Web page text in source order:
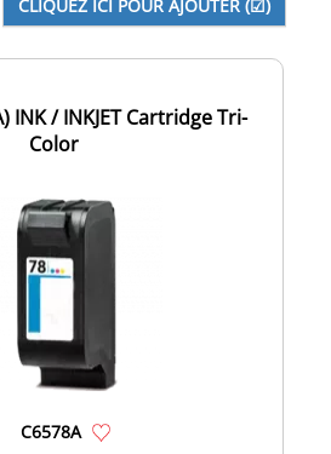
INK / INKJET Cartridge Tri-
Color
C6578A